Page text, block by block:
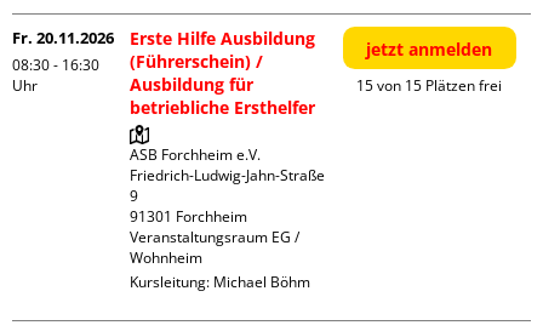
Fr. 20.11.2026
08:30 - 16:30
Uhr
Erste Hilfe Ausbildung
(Führerschein) /
Ausbildung für
betriebliche Ersthelfer
ASB Forchheim e.V.
Friedrich-Ludwig-Jahn-Straße
9
91301 Forchheim
Veranstaltungsraum EG /
Wohnheim
Kursleitung: Michael Böhm
jetzt anmelden
15 von 15 Plätzen frei